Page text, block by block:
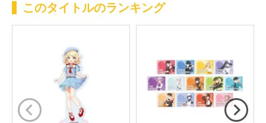
このタイトルのランキング